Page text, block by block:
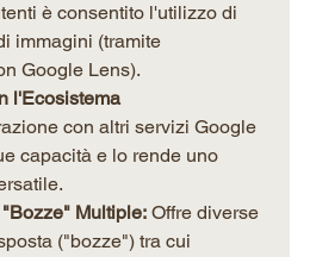
è consentito l'utilizzo di
immagini (tramite
Google Lens).
l'Ecosistema
con altri servizi Google
capacità e lo rende uno
Multiple: Offre diverse
("bozze") tra cui